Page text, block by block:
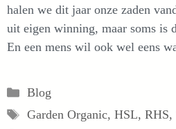
halen we dit jaar onze zaden
uit eigen winning, maar soms is
En een mens wil ook wel eens
Categorieën
Blog
Tags
Garden Organic, HSL, RHS,